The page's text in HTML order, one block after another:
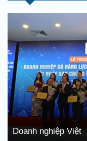
Doanh nghiệp Việt